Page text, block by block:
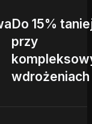
Do 15%
przy
wdrożeniach